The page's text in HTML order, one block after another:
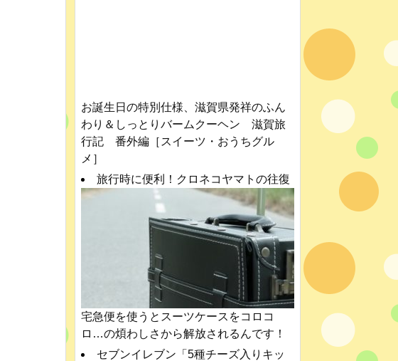
お誕生日の特別仕様、滋賀県発祥のふん
わり＆しっとりバームクーヘン 滋賀旅
行記 番外編［スイーツ・おうちグル
メ］
旅行時に便利！クロネコヤマトの往復
宅急便を使うとスーツケースをコロコ
ロ…の煩わしさから解放されるんです！
セブンイレブン「5種チーズ入りキッ